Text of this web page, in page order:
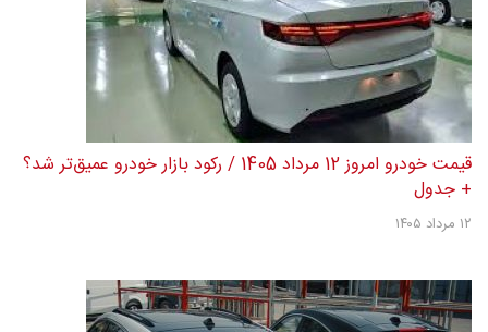
قیمت خودرو امروز 12 مرداد 1405 / رکود بازار خودرو عمیق‌تر شد؟
+ جدول
۱۲ مرداد ۱۴۰۵